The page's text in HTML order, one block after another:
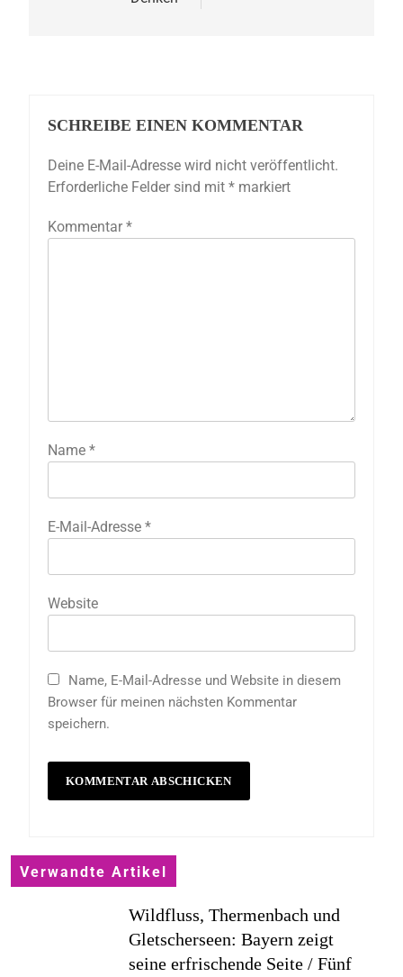
SCHREIBE EINEN KOMMENTAR
Deine E-Mail-Adresse wird nicht veröffentlicht.
Erforderliche Felder sind mit * markiert
Kommentar *
Name *
E-Mail-Adresse *
Website
Name, E-Mail-Adresse und Website in diesem
Browser für meinen nächsten Kommentar
speichern.
Verwandte Artikel
Wildfluss, Thermenbach und
Gletscherseen: Bayern zeigt
seine erfrischende Seite / Fünf